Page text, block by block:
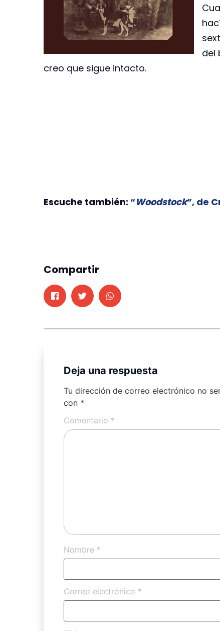
del
creo que sigue intacto.
Escuche también: “Woodstock”, de
Compartir
Deja una respuesta
Tu dirección de correo electrónico no
con *
Comentario *
Nombre *
Correo electrónico *